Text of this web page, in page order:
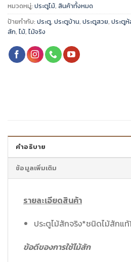
หมวดหมู่: ประตูไม้, สินค้าทั้งหมด
ป้ายกำกับ: ประตู, ประตูบ้าน, ประตูสวย, ประตูห้
สัก, ไม้, ไม้จริง
คำอธิบาย
ข้อมูลเพิ่มเติม
รายละเอียดสินค้า
ประตูไม้สักจริง*ชนิดไม้สักแ
ข้อดีของการใช้ไม้สัก